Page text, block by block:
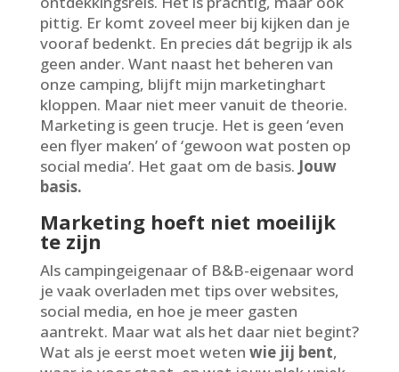
pittig. Er komt zoveel meer bij kijken dan je
vooraf bedenkt. En precies dát begrijp ik als
geen ander. Want naast het beheren van
onze camping, blijft mijn marketinghart
kloppen. Maar niet meer vanuit de theorie.
Marketing is geen trucje. Het is geen ‘even
een flyer maken’ of ‘gewoon wat posten op
social media’. Het gaat om de basis. Jouw
basis.
Marketing hoeft niet moeilijk
te zijn
Als campingeigenaar of B&B-eigenaar word
je vaak overladen met tips over websites,
social media, en hoe je meer gasten
aantrekt. Maar wat als het daar niet begint?
Wat als je eerst moet weten wie jij bent,